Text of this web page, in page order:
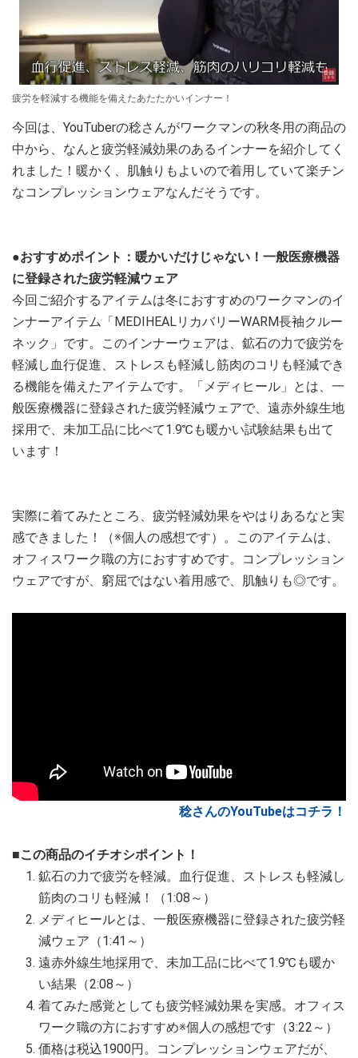
疲労を軽減する機能を備えたあたたかいインナー！
今回は、YouTuberの稔さんがワークマンの秋冬用の商品の
中から、なんと疲労軽減効果のあるインナーを紹介してく
れました！暖かく、肌触りもよいので着用していて楽チン
なコンプレッションウェアなんだそうです。
●おすすめポイント：暖かいだけじゃない！一般医療機器
に登録された疲労軽減ウェア
今回ご紹介するアイテムは冬におすすめのワークマンのイ
ンナーアイテム「MEDIHEALリカバリーWARM長袖クルー
ネック」です。このインナーウェアは、鉱石の力で疲労を
軽減し血行促進、ストレスも軽減し筋肉のコリも軽減でき
る機能を備えたアイテムです。「メディヒール」とは、一
般医療機器に登録された疲労軽減ウェアで、遠赤外線生地
採用で、未加工品に比べて1.9℃も暖かい試験結果も出て
います！
実際に着てみたところ、疲労軽減効果をやはりあるなと実
感できました！（※個人の感想です）。このアイテムは、
オフィスワーク職の方におすすめです。コンプレッション
ウェアですが、窮屈ではない着用感で、肌触りも◎です。
稔さんのYouTubeはコチラ！
■この商品のイチオシポイント！
鉱石の力で疲労を軽減。血行促進、ストレスも軽減し
筋肉のコリも軽減！（1:08～）
メディヒールとは、一般医療機器に登録された疲労軽
減ウェア（1:41～）
遠赤外線生地採用で、未加工品に比べて1.9℃も暖か
い結果（2:08～）
着てみた感覚としても疲労軽減効果を実感。オフィス
ワーク職の方におすすめ※個人の感想です（3:22～）
価格は税込1900円。コンプレッションウェアだが、